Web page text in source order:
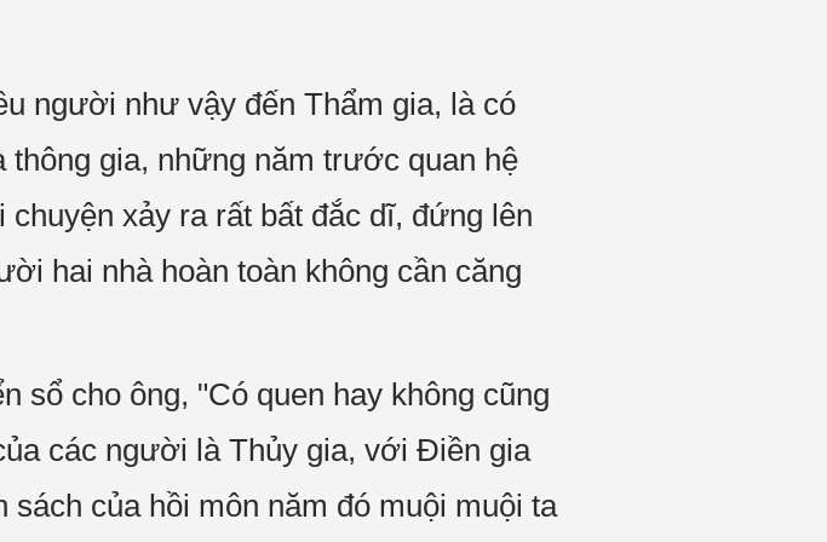
người như vậy đến Thẩm gia, là có
gia, những năm trước quan hệ
xảy ra rất bất đắc dĩ, đứng lên
hai nhà hoàn toàn không cần căng
sổ cho ông, "Có quen hay không cũng
các người là Thủy gia, với Điền gia
sách của hồi môn năm đó muội muội ta